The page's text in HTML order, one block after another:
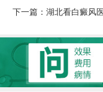
下一篇： 湖北看白癜风